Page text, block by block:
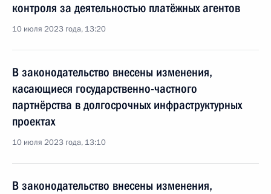
контроля за деятельностью платёжных агентов
10 июля 2023 года, 13:20
В законодательство внесены изменения,
касающиеся государственно-частного
партнёрства в долгосрочных инфраструктурных
проектах
10 июля 2023 года, 13:10
В законодательство внесены изменения,